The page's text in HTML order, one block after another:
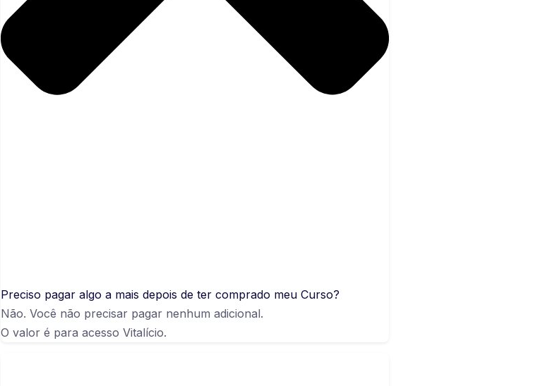
Preciso pagar algo a mais depois de ter comprado meu Curso?
Não. Você não precisar pagar nenhum adicional.
O valor é para acesso Vitalício.